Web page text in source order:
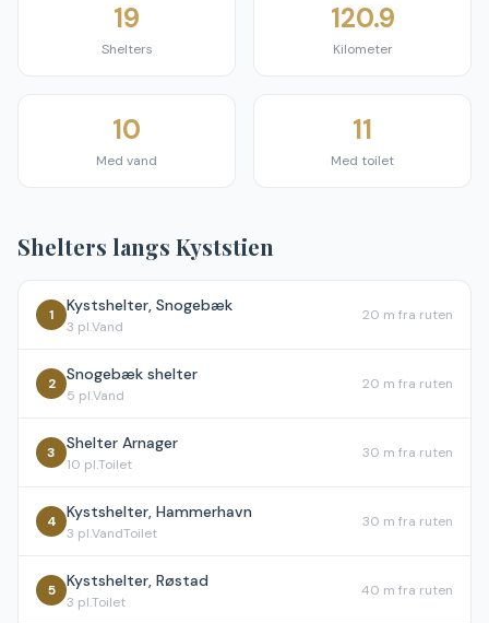
19
Shelters
120.9
Kilometer
10
Med vand
11
Med toilet
Shelters langs Kyststien
1 Kystshelter, Snogebæk
3 pl.Vand
20 m fra ruten
2 Snogebæk shelter
5 pl.Vand
20 m fra ruten
3 Shelter Arnager
10 pl.Toilet
30 m fra ruten
4 Kystshelter, Hammerhavn
3 pl.VandToilet
30 m fra ruten
5 Kystshelter, Røstad
3 pl.Toilet
40 m fra ruten